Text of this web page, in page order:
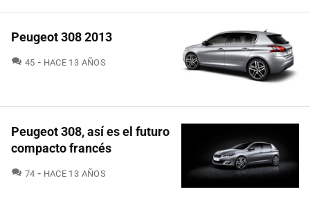
Peugeot 308 2013
45 COMENTARIOS
HACE 13 AÑOS
Peugeot 308, así es el futuro
compacto francés
74 COMENTARIOS
HACE 13 AÑOS